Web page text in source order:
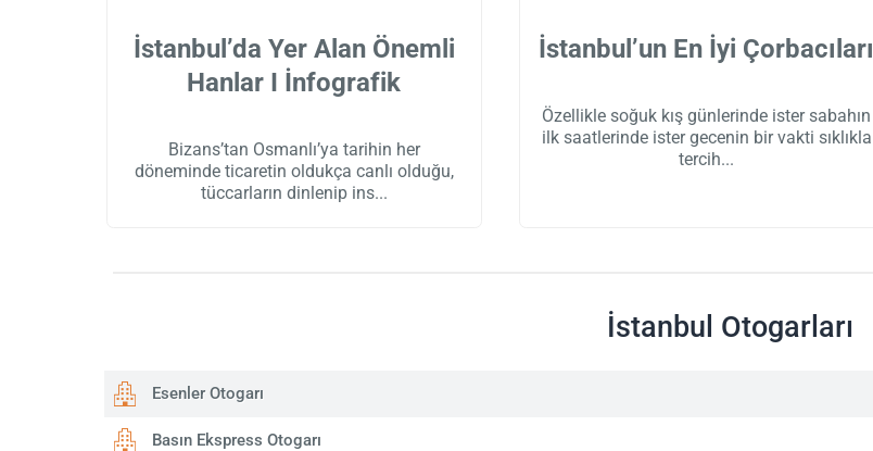
İstanbul’da Yer Alan Önemli
Hanlar I İnfografik
Bizans’tan Osmanlı’ya tarihin her
döneminde ticaretin oldukça canlı olduğu,
tüccarların dinlenip ins
İstanbul’un En İyi Çorbacıları
Özellikle soğuk kış günlerinde ister sabahın
ilk saatlerinde ister gecenin bir vakti sıklıkla
tercih
İstanbul Otogarları
Esenler Otogarı
Basın Ekspress Otogarı